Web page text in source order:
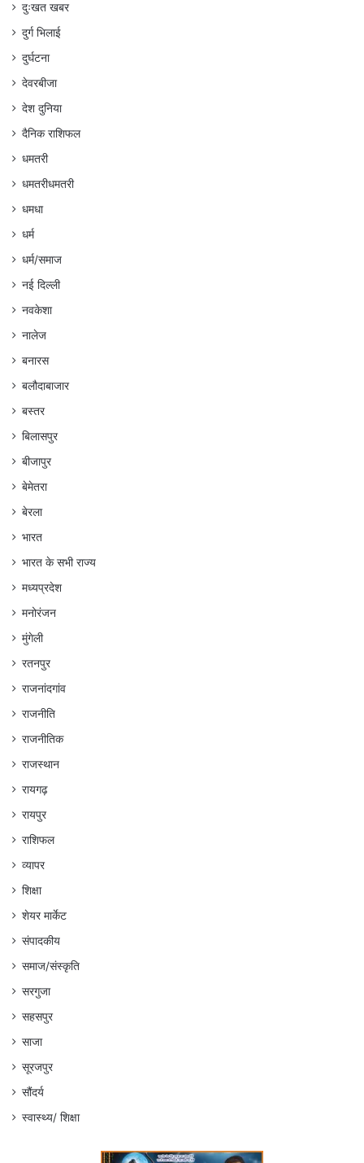
दुःखत खबर
दुर्ग भिलाई
दुर्घटना
देवरबीजा
देश दुनिया
दैनिक राशिफल
धमतरी
धमतरीधमतरी
धमधा
धर्म
धर्म/समाज
नई दिल्ली
नवकेशा
नालेज
बनारस
बलौदाबाजार
बस्तर
बिलासपुर
बीजापुर
बेमेतरा
बेरला
भारत
भारत के सभी राज्य
मध्यप्रदेश
मनोरंजन
मुंगेली
रतनपुर
राजनांदगांव
राजनीति
राजनीतिक
राजस्थान
रायगढ़
रायपुर
राशिफल
व्यापर
शिक्षा
शेयर मार्केट
संपादकीय
समाज/संस्कृति
सरगुजा
सहसपुर
साजा
सूरजपुर
सौंदर्य
स्वास्थ्य/ शिक्षा